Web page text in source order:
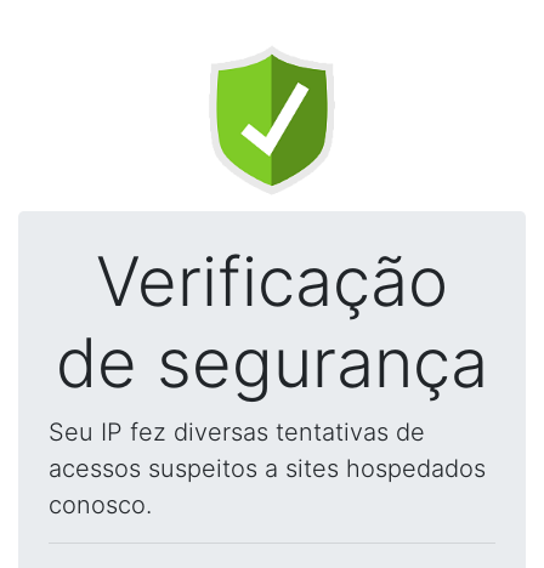
Verificação
de segurança
Seu IP fez diversas tentativas de
acessos suspeitos a sites hospedados
conosco.